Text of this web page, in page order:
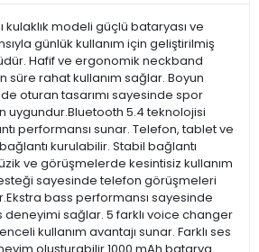
kulaklık modeli güçlü bataryası ve
günlük kullanım için geliştirilmiş
Hafif ve ergonomik neckband
süre rahat kullanım sağlar. Boyun
oturan tasarımı sayesinde spor
uygundur.Bluetooth 5.4 teknolojisi
performansı sunar. Telefon, tablet ve
kurulabilir. Stabil bağlantı
ve görüşmelerde kesintisiz kullanım
sayesinde telefon görüşmeleri
bass performansı sayesinde
sağlar. 5 farklı voice changer
kullanım avantajı sunar. Farklı ses